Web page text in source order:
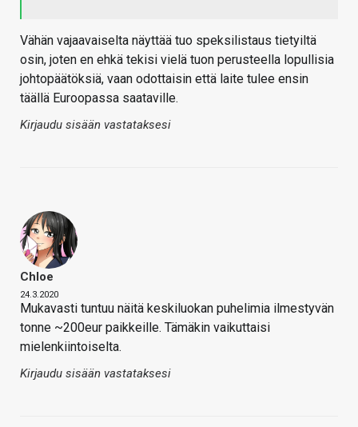
Vähän vajaavaiselta näyttää tuo speksilistaus tietyiltä
osin, joten en ehkä tekisi vielä tuon perusteella lopullisia
johtopäätöksiä, vaan odottaisin että laite tulee ensin
täällä Euroopassa saataville.
Kirjaudu sisään vastataksesi
Chloe
24.3.2020
Mukavasti tuntuu näitä keskiluokan puhelimia ilmestyvän
tonne ~200eur paikkeille. Tämäkin vaikuttaisi
mielenkiintoiselta.
Kirjaudu sisään vastataksesi